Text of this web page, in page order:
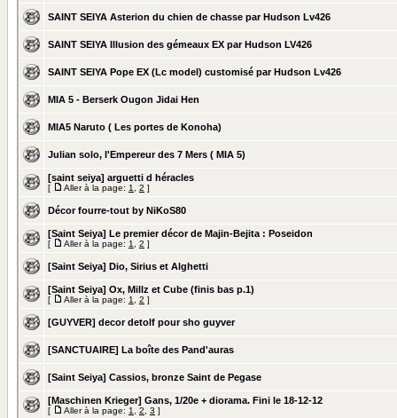
SAINT SEIYA Asterion du chien de chasse par Hudson Lv426
SAINT SEIYA Illusion des gémeaux EX par Hudson LV426
SAINT SEIYA Pope EX (Lc model) customisé par Hudson Lv426
MIA 5 - Berserk Ougon Jidai Hen
MIA5 Naruto ( Les portes de Konoha)
Julian solo, l'Empereur des 7 Mers ( MIA 5)
[saint seiya] arguetti d héracles
[ Aller à la page: 1 2 ]
Décor fourre-tout by NiKoS80
[Saint Seiya] Le premier décor de Majin-Bejita : Poseidon
[ Aller à la page: 1 2 ]
[Saint Seiya] Dio, Sirius et Alghetti
[Saint Seiya] Ox, Millz et Cube (finis bas p.1)
[ Aller à la page: 1 2 ]
[GUYVER] decor detolf pour sho guyver
[SANCTUAIRE] La boîte des Pand'auras
[Saint Seiya] Cassios, bronze Saint de Pegase
[Maschinen Krieger] Gans, 1/20e + diorama. Fini le 18-12-12
[ Aller à la page: 1 2 3 ]